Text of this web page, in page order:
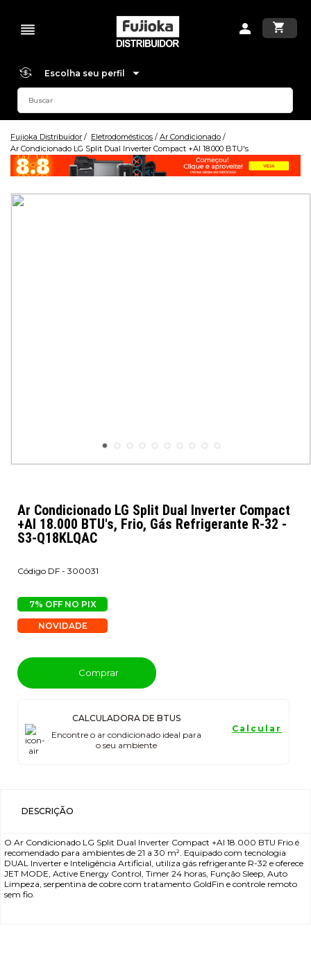
Escolha seu perfil
Fujioka Distribuidor Eletrodomésticos
Ar Condicionado
Ar Condicionado LG Split Dual Inverter Compact +AI 18.000 BTU's
Ar Condicionado LG Split Dual Inverter Compact
+AI 18.000 BTU's, Frio, Gás Refrigerante R-32 -
S3-Q18KLQAC
DF - 300031
7% OFF NO PIX
NOVIDADE
Comprar
CALCULADORA DE BTUS
Encontre o ar condicionado ideal para
o seu ambiente
Calcular
DESCRIÇÃO
O Ar Condicionado LG Split Dual Inverter Compact +AI 18.000 BTU Frio é
recomendado para ambientes de 21 a 30 m². Equipado com tecnologia
DUAL Inverter e Inteligência Artificial, utiliza gás refrigerante R-32 e oferece
JET MODE, Active Energy Control, Timer 24 horas, Função Sleep, Auto
Limpeza, serpentina de cobre com tratamento GoldFin e controle remoto
sem fio.